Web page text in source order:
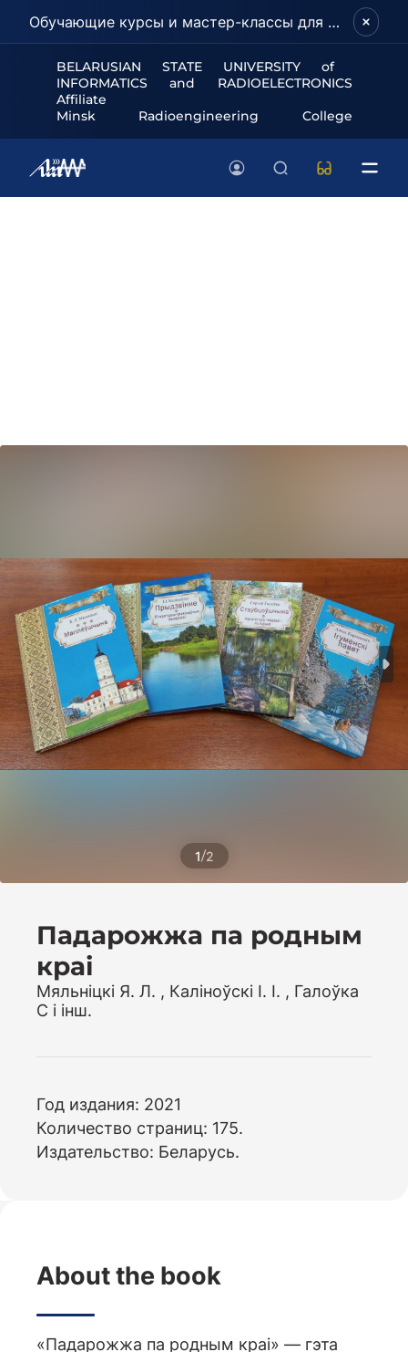
Обучающие курсы и мастер-классы для школьников и абитуриентов!
BELARUSIAN STATE UNIVERSITY of
INFORMATICS and RADIOELECTRONICS
Affiliate
Minsk Radioengineering College
Падарожжа па родным
краі
Мяльніцкі Я. Л. , Каліноўскі І. І. , Галоўка
С і інш.
Год издания: 2021
Количество страниц: 175.
Издательство: Беларусь.
1/2
About the book
«Падарожжа па родным краі» — гэта